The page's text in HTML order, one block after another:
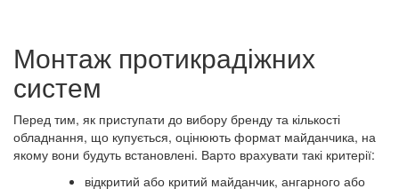
Монтаж протикрадіжних
систем
Перед тим, як приступати до вибору бренду та кількості
обладнання, що купується, оцінюють формат майданчика, на
якому вони будуть встановлені. Варто врахувати такі критерії:
відкритий або критий майданчик, ангарного або